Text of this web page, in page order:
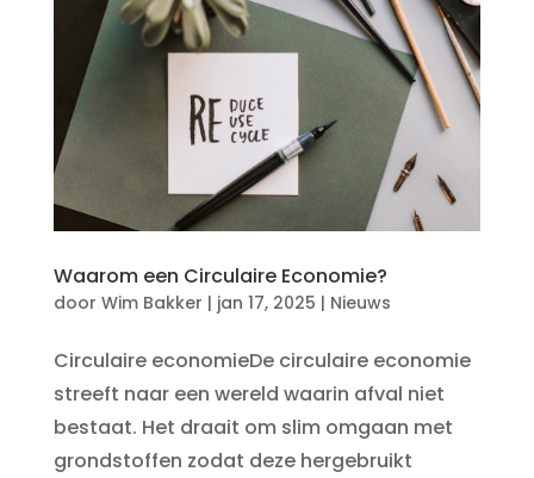
Waarom een Circulaire Economie?
door Wim Bakker | jan 17, 2025 | Nieuws
Circulaire economieDe circulaire economie
streeft naar een wereld waarin afval niet
bestaat. Het draait om slim omgaan met
grondstoffen zodat deze hergebruikt